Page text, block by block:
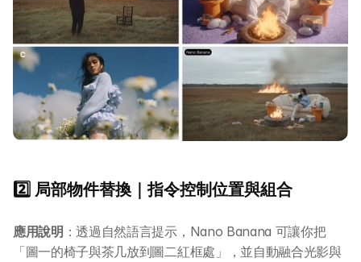
2️⃣ 局部物件替換｜指令控制位置與組合
應用說明 ：透過自然語言提示，Nano Banana 可讓你把
「圖一的椅子與茶几放到圖二紅框處」，並自動融合光影與